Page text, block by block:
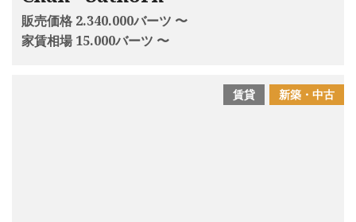
販売価格 2.340.000バーツ 〜
家賃相場 15.000バーツ 〜
新築・中古
賃貸